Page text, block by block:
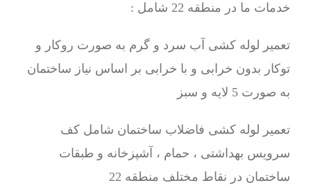
خدمات ما در منطقه 22 شامل :
تعمیر لوله کشی آب سرد و گرم به صورت روکار و
توکار بدون خرابی و با خرابی بر اساس نیاز ساختمان
به صورت 5 لایه و سبز
تعمیر لوله کشی فاضلاب ساختمان شامل کف
سرویس بهداشتی ، حمام ، آشپزخانه و طبقات
ساختمان در نقاط مختلف منطقه 22